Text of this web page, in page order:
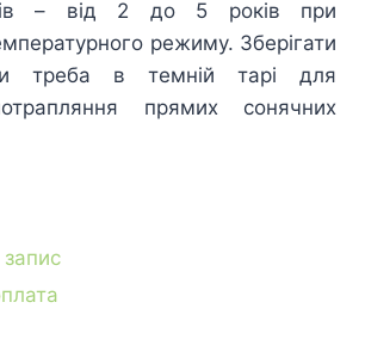
– від 2 до 5 років при
режиму. Зберігати
треба в темній тарі для
прямих сонячних
запис